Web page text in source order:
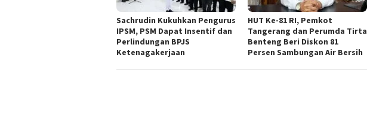
Sachrudin Kukuhkan Pengurus
IPSM, PSM Dapat Insentif dan
Perlindungan BPJS
Ketenagakerjaan
HUT Ke-81 RI, Pemkot
Tangerang dan Perumda Tirta
Benteng Beri Diskon 81
Persen Sambungan Air Bersih